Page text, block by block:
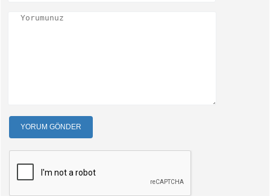
YORUM GÖNDER